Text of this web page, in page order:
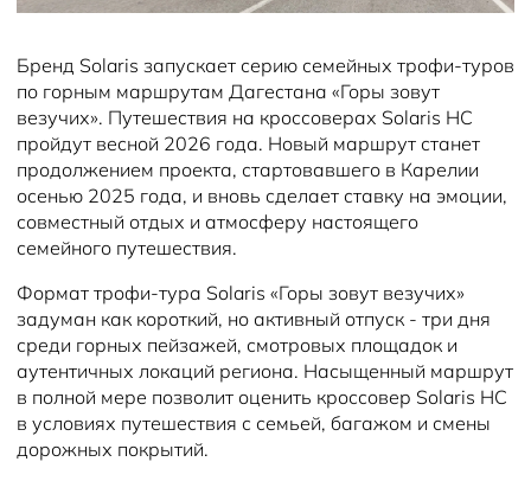
Бренд Solaris запускает серию семейных трофи-туров
по горным маршрутам Дагестана «Горы зовут
везучих». Путешествия на кроссоверах Solaris HC
пройдут весной 2026 года. Новый маршрут станет
продолжением проекта, стартовавшего в Карелии
осенью 2025 года, и вновь сделает ставку на эмоции,
совместный отдых и атмосферу настоящего
семейного путешествия.
Формат трофи-тура Solaris «Горы зовут везучих»
задуман как короткий, но активный отпуск - три дня
среди горных пейзажей, смотровых площадок и
аутентичных локаций региона. Насыщенный маршрут
в полной мере позволит оценить кроссовер Solaris HC
в условиях путешествия с семьей, багажом и смены
дорожных покрытий.